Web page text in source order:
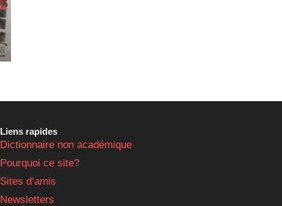
Liens rapides
Dictionnaire non académique
Pourquoi ce site?
Sites d’amis
Newsletters